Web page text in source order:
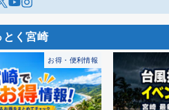
お得・便利情報